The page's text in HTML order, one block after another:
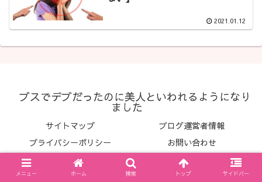
2021.01.12
ブスでデブだったのに美人といわれるようになり
ました
サイトマップ
ブログ運営者情報
プライバシーポリシー
お問い合わせ
© 2020 ブスでデブだったのに美人といわれるようになりました.
メニュー ホーム 検索 トップ サイドバー